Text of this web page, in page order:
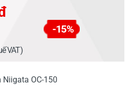
-15%
VAT)
OC-150